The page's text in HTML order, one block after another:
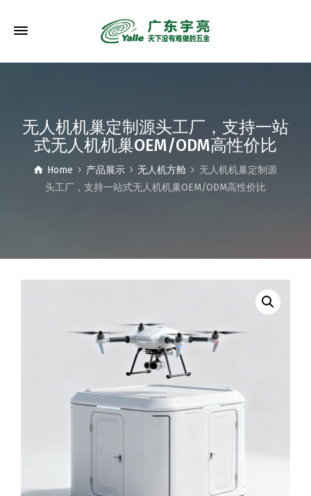
无人机机巢定制源头工厂，支持一站
式无人机机巢OEM/ODM高性价比
Home 产品展示 无人机方舱
无人机机巢定制源
头工厂，支持一站式无人机机巢OEM/ODM高性价比